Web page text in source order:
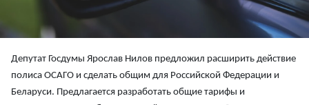
Депутат Госдумы Ярослав Нилов предложил расширить действие
полиса ОСАГО и сделать общим для Российской Федерации и
Беларуси. Предлагается разработать общие тарифы и